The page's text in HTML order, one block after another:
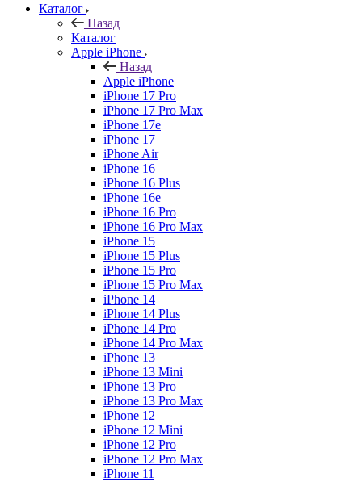
Каталог
Назад
Каталог
Apple iPhone
Назад
Apple iPhone
iPhone 17 Pro
iPhone 17 Pro Max
iPhone 17e
iPhone 17
iPhone Air
iPhone 16
iPhone 16 Plus
iPhone 16e
iPhone 16 Pro
iPhone 16 Pro Max
iPhone 15
iPhone 15 Plus
iPhone 15 Pro
iPhone 15 Pro Max
iPhone 14
iPhone 14 Plus
iPhone 14 Pro
iPhone 14 Pro Max
iPhone 13
iPhone 13 Mini
iPhone 13 Pro
iPhone 13 Pro Max
iPhone 12
iPhone 12 Mini
iPhone 12 Pro
iPhone 12 Pro Max
iPhone 11